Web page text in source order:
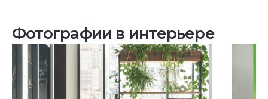
Фотографии в интерьере